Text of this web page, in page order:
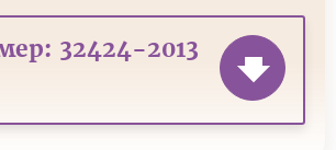
32424-2013